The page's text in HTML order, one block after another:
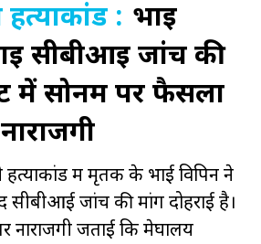
: भाई
सीबीआई जांच की
में सोनम पर फैसला
हत्याकांड में मृतक के भाई विपिन ने
जांच की मांग दोहराई है।
नाराजगी जताई कि मेघालय